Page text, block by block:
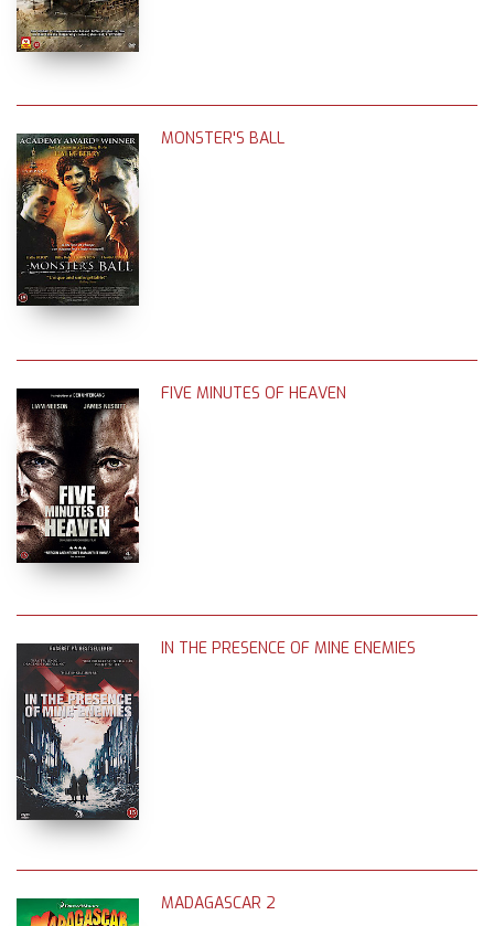
MONSTER'S BALL
FIVE MINUTES OF HEAVEN
IN THE PRESENCE OF MINE ENEMIES
MADAGASCAR 2